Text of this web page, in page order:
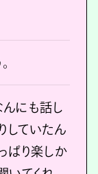
んにも話し
していたん
ぱり楽しか